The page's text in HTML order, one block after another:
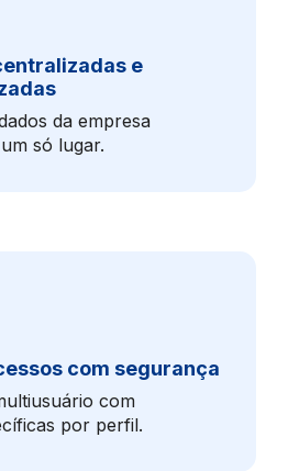
e
da empresa
só lugar.
com segurança
com
por perfil.